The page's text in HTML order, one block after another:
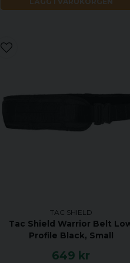
TAC SHIELD
Tac Shield Warrior Belt
Profile Black, Small
649 kr